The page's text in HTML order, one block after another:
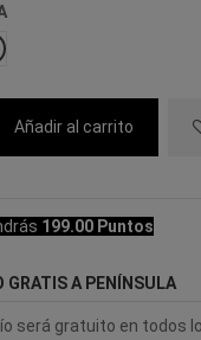
Añadir al carrito
199.00 Puntos
GRATIS A PENÍNSULA
será gratuito en todos